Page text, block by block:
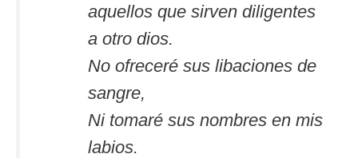
aquellos que sirven diligentes
a otro dios.
No ofreceré sus libaciones de
sangre,
Ni tomaré sus nombres en mis
labios.